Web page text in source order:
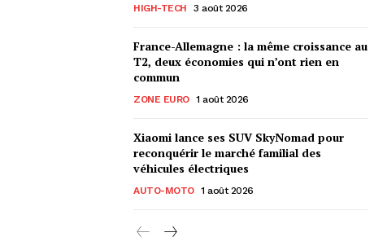
HIGH-TECH 3 août 2026
France-Allemagne : la même croissance au
T2, deux économies qui n’ont rien en
commun
ZONE EURO 1 août 2026
Xiaomi lance ses SUV SkyNomad pour
reconquérir le marché familial des
véhicules électriques
AUTO-MOTO 1 août 2026